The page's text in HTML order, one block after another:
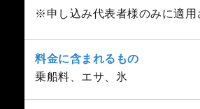
※申し込み代表者様のみに適用
料金に含まれるもの
乗船料、エサ、氷